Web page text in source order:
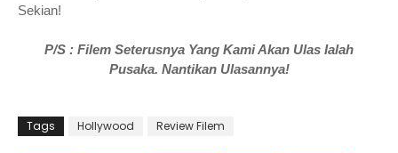
Sekian!
P/S : Filem Seterusnya Yang Kami Akan Ulas Ialah
Pusaka. Nantikan Ulasannya!
Tags Hollywood Review Filem